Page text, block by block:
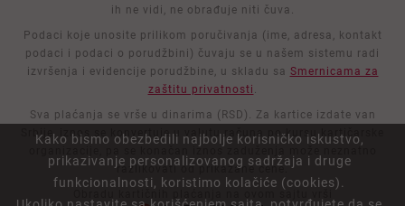
Kako bismo obezbedili najbolje korisničko iskustvo,
prikazivanje personalizovanog sadržaja i druge
funkcionalnosti, koristimo kolačiće (cookies).
ih ne vidi, ne obrađuje niti čuva.
Podaci koje unosite prilikom poručivanja (ime, adresa, kontakt
podaci i podaci o porudžbini) čuvaju se u našem sistemu radi
izvršenja i evidencije porudžbine, u skladu sa Smernicama za
zaštitu privatnosti
Sva plaćanja se vrše u dinarima (RSD). Za kartice izdate van
Srbije, iznos se konvertuje u valutu računa po kursu kartičarske
organizacije, pa se konačan iznos zaduženja može neznatno
razlikovati od prikazane cene.
Obradu kartičnih plaćanja na ovom sajtu vrši